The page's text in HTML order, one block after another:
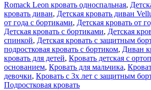
Romack Leon кровать односпальная,
кровать диван, Детская кровать диван
от года с бортиками, Детская кровать от
Детская кровать с бортиками, Детская
спинкой, Детская кровать с защитным
подростковая кровать с бортиком, Диван
кровать для детей, Кровать детская с
основанием, Кровать для мальчика,
девочки, Кровать с 3х лет с защитным
Подростковая кровать